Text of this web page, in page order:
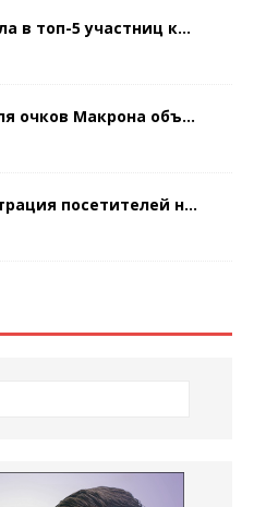
в топ-5 участниц к...
очков Макрона объ...
посетителей н...